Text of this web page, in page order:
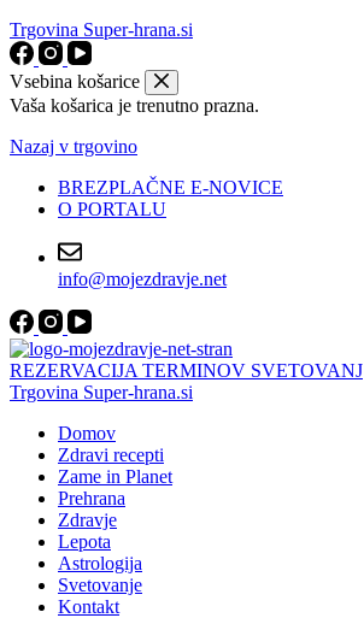
Trgovina Super-hrana.si
Vsebina košarice
Vaša košarica je trenutno prazna.
Nazaj v trgovino
BREZPLAČNE E-NOVICE
O PORTALU
info@mojezdravje.net
REZERVACIJA TERMINOV SVETOVANJ
Trgovina Super-hrana.si
Domov
Zdravi recepti
Zame in Planet
Prehrana
Zdravje
Lepota
Astrologija
Svetovanje
Kontakt